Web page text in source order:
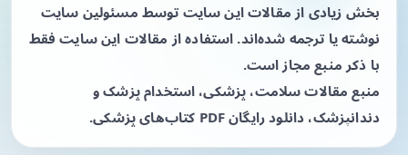
بخش زیادی از مقالات این سایت توسط مسئولین سایت
نوشته یا ترجمه شده‌اند. استفاده از مقالات این سایت فقط
با ذکر منبع مجاز است.
منبع مقالات سلامت، پزشکی، استخدام پزشک و
دندانپزشک، دانلود رایگان PDF کتاب‌های پزشکی.